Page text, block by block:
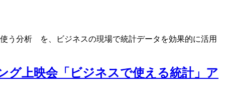
う分析 を、ビジネスの現場で統計データを効果的に活用
グ上映会「ビジネスで使える統計」ア